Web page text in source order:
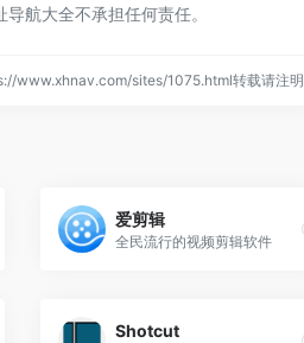
航大全不承担任何责任。
www.xhnav.com/sites/1075.html转载请注明
爱剪辑
全民流行的视频剪辑软件
Shotcut